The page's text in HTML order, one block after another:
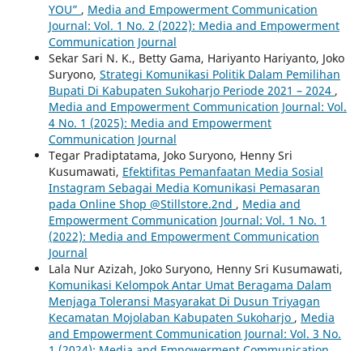
YOU” , Media and Empowerment Communication
Journal: Vol. 1 No. 2 (2022): Media and Empowerment
Communication Journal
Sekar Sari N. K., Betty Gama, Hariyanto Hariyanto, Joko
Suryono, Strategi Komunikasi Politik Dalam Pemilihan
Bupati Di Kabupaten Sukoharjo Periode 2021 – 2024 ,
Media and Empowerment Communication Journal: Vol.
4 No. 1 (2025): Media and Empowerment
Communication Journal
Tegar Pradiptatama, Joko Suryono, Henny Sri
Kusumawati, Efektifitas Pemanfaatan Media Sosial
Instagram Sebagai Media Komunikasi Pemasaran
pada Online Shop @Stillstore.2nd , Media and
Empowerment Communication Journal: Vol. 1 No. 1
(2022): Media and Empowerment Communication
Journal
Lala Nur Azizah, Joko Suryono, Henny Sri Kusumawati,
Komunikasi Kelompok Antar Umat Beragama Dalam
Menjaga Toleransi Masyarakat Di Dusun Triyagan
Kecamatan Mojolaban Kabupaten Sukoharjo , Media
and Empowerment Communication Journal: Vol. 3 No.